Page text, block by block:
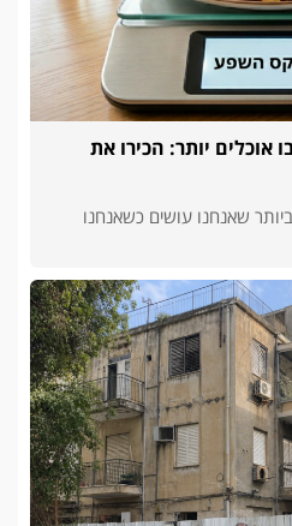
אוכלים יותר: הכירו את
שאנחנו עושים כשאנחנו